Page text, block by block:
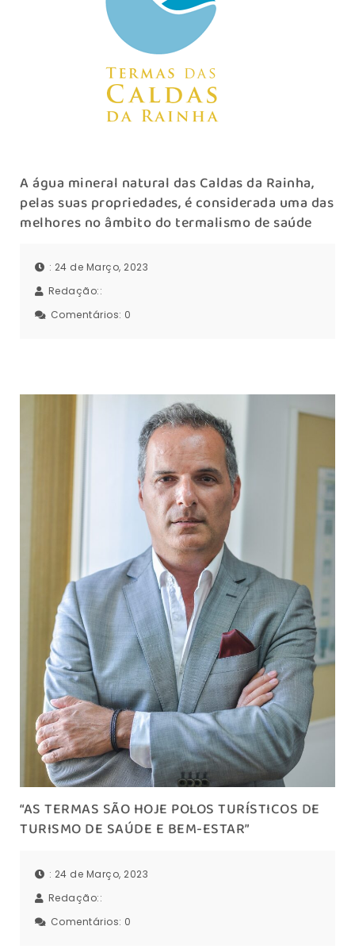
A água mineral natural das Caldas da Rainha,
pelas suas propriedades, é considerada uma das
melhores no âmbito do termalismo de saúde
: 24 de Março, 2023
Redação::
Comentários: 0
“AS TERMAS SÃO HOJE POLOS TURÍSTICOS DE
TURISMO DE SAÚDE E BEM-ESTAR”
: 24 de Março, 2023
Redação::
Comentários: 0